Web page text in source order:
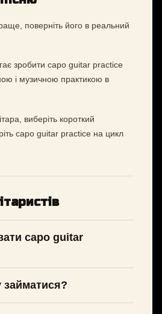
поверніть його в реальний
зробити capo guitar practice
і музичною практикою в
виберіть короткий
capo guitar practice на цикл
capo guitar
займатися?